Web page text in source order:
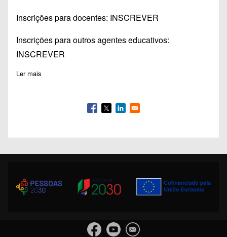
Inscrições para docentes: INSCREVER
Inscrições para outros agentes educativos:
INSCREVER
Ler mais